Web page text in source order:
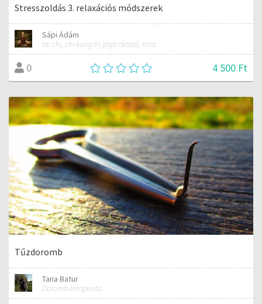
Stresszoldás 3. relaxációs módszerek
Sápi Ádám
tai chi, chi kung és jóga oktató, mozgásterapeuta, buddhista tanító
0 4 500 Ft
Tűzdoromb
Tana Batur
Doromb-terapeuta